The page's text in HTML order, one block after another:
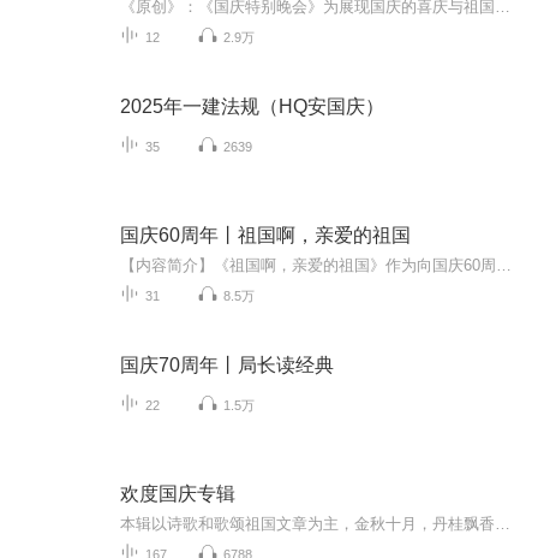
12 2.9万
2025年一建法规（HQ安国庆）
35 2639
国庆60周年丨祖国啊，亲爱的祖国
31 8.5万
国庆70周年丨局长读经典
22 1.5万
欢度国庆专辑
167 6788